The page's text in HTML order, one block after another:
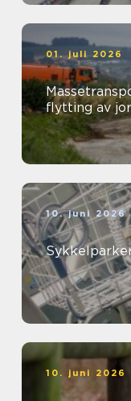
01. juli 2026
flytting av
10. juni 2026
10. juni 2026